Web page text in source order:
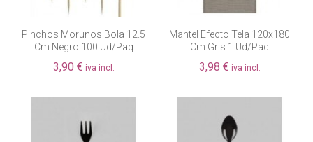
Pinchos Morunos Bola 12.5
Cm Negro 100 Ud/paq
3,90 € iva incl.
Mantel Efecto Tela 120x180
Cm Gris 1 Ud/paq
3,98 € iva incl.